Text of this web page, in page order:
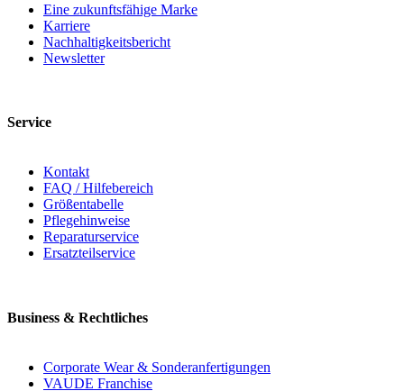
Eine zukunftsfähige Marke
Karriere
Nachhaltigkeitsbericht
Newsletter
Service
Kontakt
FAQ / Hilfebereich
Größentabelle
Pflegehinweise
Reparaturservice
Ersatzteilservice
Business & Rechtliches
Corporate Wear & Sonderanfertigungen
VAUDE Franchise